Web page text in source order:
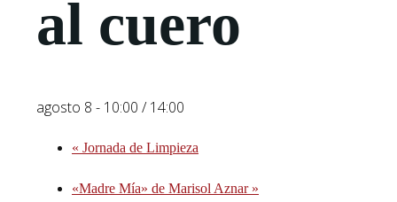
al cuero
agosto 8 - 10:00 /14:00
« Jornada de Limpieza
«Madre Mía» de Marisol Aznar »